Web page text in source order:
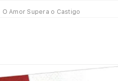
O Amor Supera o Castigo